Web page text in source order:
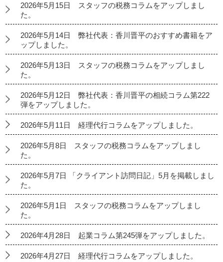
2026年5月15日 スタッフの税務コラムをアップしまし
た。
2026年5月14日 弊社代表：香川晋平のおすすめ書籍をア
ップしました。
2026年5月13日 スタッフの税務コラムをアップしまし
た。
2026年5月12日 弊社代表：香川晋平の相続コラム第222
弾をアップしました。
2026年5月11日 経理代行コラムをアップしました。
2026年5月8日 スタッフの税務コラムをアップしまし
た。
2026年5月7日 「クライアント訪問日記」5月を掲載しまし
た。
2026年5月1日 スタッフの税務コラムをアップしまし
た。
2026年4月28日 起業コラム第245弾をアップしました。
2026年4月27日 経理代行コラムをアップしました。